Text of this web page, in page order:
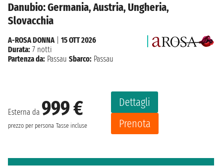
Danubio: Germania, Austria, Ungheria,
Slovacchia
Esterna da 999 €
prezzo per persona Tasse incluse
Dettagli
Prenota
A-ROSA DONNA| 15 OTT 2026
Durata: 7 notti
Partenza da: Passau Sbarco: Passau